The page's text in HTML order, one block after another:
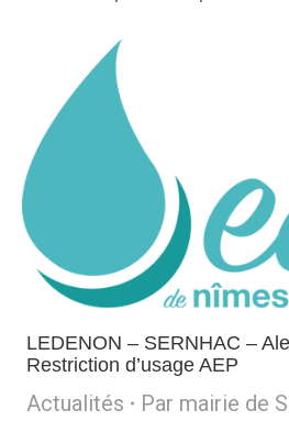
LEDENON – SERNHAC –
Restriction d’usage AEP
Actualités Par mairie de